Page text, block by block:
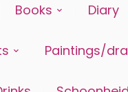
Books Diary
Paintings/